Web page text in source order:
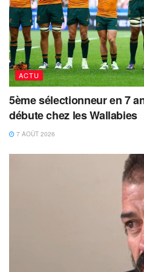
ACTU
5ème sélectionneur en 7
débute chez les Wallabies
7 AOÛT 2026